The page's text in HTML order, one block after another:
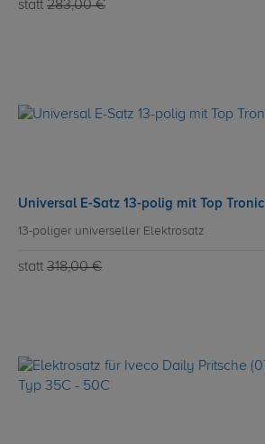
statt 283,00 €
Universal E-Satz 13-polig mit Top Tronic
13-poliger universeller Elektrosatz
statt 318,00 €